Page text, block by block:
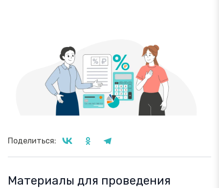
Поделиться:
Материалы для проведения